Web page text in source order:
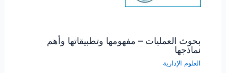
بحوث العمليات – مفهومها وتطبيقاتها وأهم
نماذجها
العلوم الإدارية